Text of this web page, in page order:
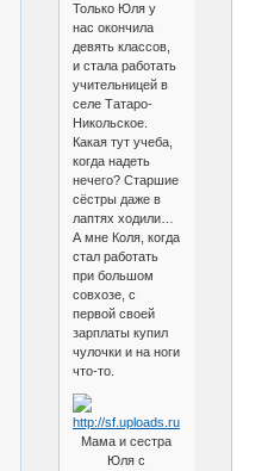
Только Юля у
нас окончила
девять классов,
и стала работать
учительницей в
селе Татаро-
Никольское.
Какая тут учеба,
когда надеть
нечего? Старшие
сёстры даже в
лаптях ходили…
А мне Коля, когда
стал работать
при большом
совхозе, с
первой своей
зарплаты купил
чулочки и на ноги
что-то.
Мама и сестра
Юля с